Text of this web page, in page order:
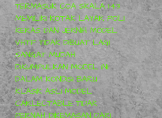
TERMASUK COA SKALA 1:43
MEMILIKI KOTAK LAYAR POLI
KERAS DAN JERNIH MODEL
VHTF TIDAK DIBUAT LAGI
SANGAT MUDAH
DIKUMPULKAN MODEL INI
DALAM KONDISI BARU
KLASIK ASLI MODEL
CARLECTABLE TIDAK
PERNAH DIKEMASAN DARI